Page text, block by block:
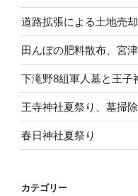
道路拡張による土地売却
田んぼの肥料散布、宮
下滝野8組軍人墓と王子
王寺神社夏祭り、墓掃
春日神社夏祭り
カテゴリー